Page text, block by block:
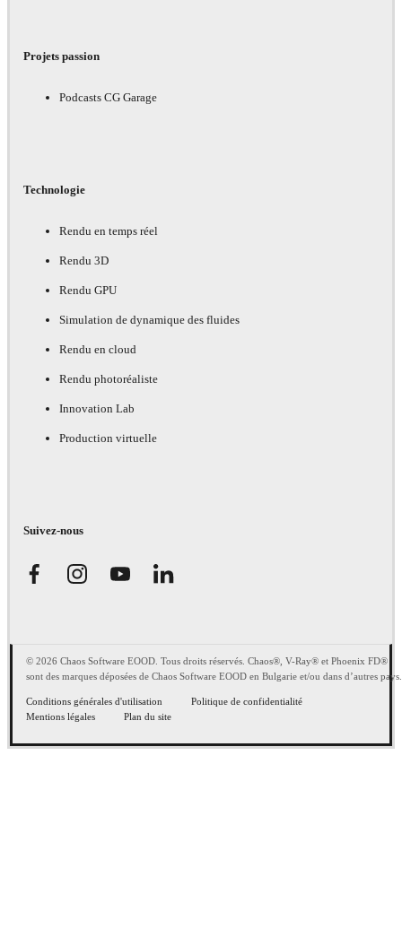
Projets passion
Podcasts CG Garage
Technologie
Rendu en temps réel
Rendu 3D
Rendu GPU
Simulation de dynamique des fluides
Rendu en cloud
Rendu photoréaliste
Innovation Lab
Production virtuelle
Suivez-nous
© 2026 Chaos Software EOOD. Tous droits réservés. Chaos®, V-Ray® et Phoenix FD®
sont des marques déposées de Chaos Software EOOD en Bulgarie et/ou dans d’autres pays.
Conditions générales d'utilisation
Politique de confidentialité
Mentions légales
Plan du site